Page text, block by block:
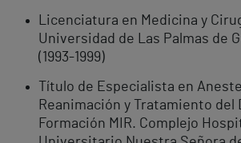
Licenciatura en Medicina y
Universidad de Las Palmas de
(1993-1999)
Título de Especialista en
Reanimación y Tratamiento del
Formación MIR. Complejo